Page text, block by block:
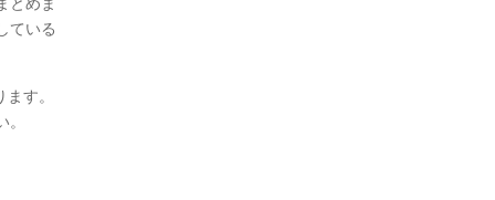
とめま
ている
す。